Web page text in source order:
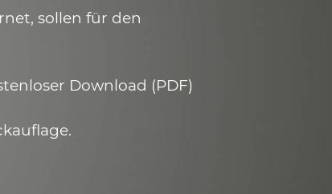
sollen für den
Download (PDF)